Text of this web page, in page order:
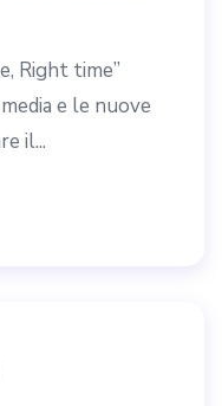
Right time”
e le nuove
il...